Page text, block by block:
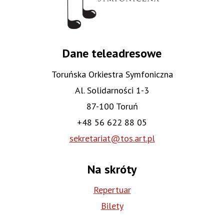
Dane teleadresowe
Toruńska Orkiestra Symfoniczna
Al. Solidarności 1-3
87-100 Toruń
+48 56 622 88 05
sekretariat@tos.art.pl
Na skróty
Repertuar
Bilety